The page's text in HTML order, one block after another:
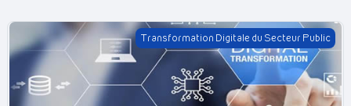
Transformation Digitale du Secteur Public
Transformation Digitale du Secteur Public